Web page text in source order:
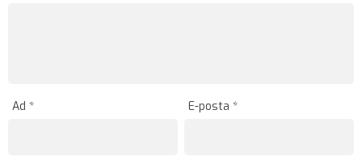
Ad * E-posta*